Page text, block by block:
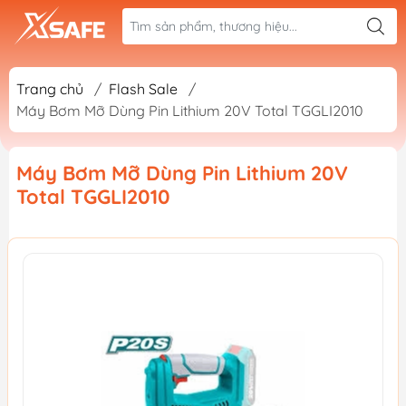
Trang chủ / Flash Sale
/
Máy Bơm Mỡ Dùng Pin Lithium 20V Total TGGLI2010
Máy Bơm Mỡ Dùng Pin Lithium 20V
Total TGGLI2010